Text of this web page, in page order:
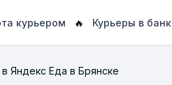
курьером 🔥 Курьеры в банк
Яндекс Еда в Брянске